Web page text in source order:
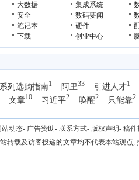
大数据 集成系统
安全 数码要闻
笔记本 硬件
下载 创业中心
列选购指南1 阿里33 引进人才1
文章10 习近平2 唤醒2 只能靠2
站动态- 广告赞助- 联系方式- 版权声明- 稿件
转载及访客投递的文章均不代表本站观点